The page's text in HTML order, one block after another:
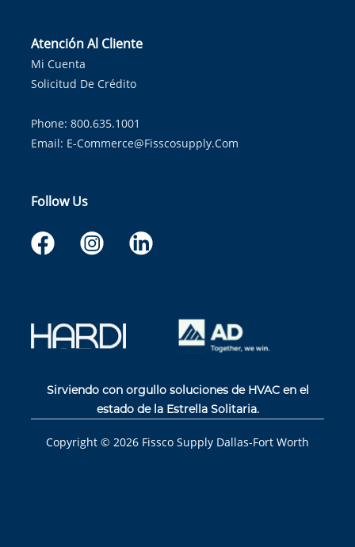
Atención Al Cliente
Mi Cuenta
Solicitud De Crédito
Phone: 800.635.1001
Email: E-Commerce@fisscosupply.com
Follow Us
Sirviendo con orgullo soluciones de HVAC en el
estado de la Estrella Solitaria.
Copyright © 2026 Fissco Supply Dallas-Fort Worth